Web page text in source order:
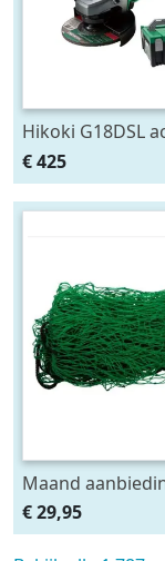
Hikoki G18DSL
haakse slijper
HSCII)
€ 425
Maand
Afdeknet 4x2 mtr
4.5 x 4.5 cm
€ 29,95